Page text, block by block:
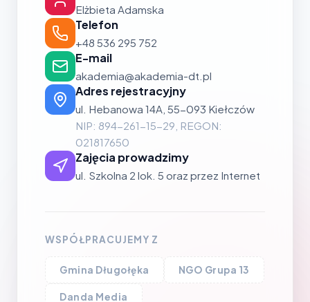
Elżbieta Adamska
Telefon
+48 536 295 752
E-mail
akademia@akademia-dt.pl
Adres rejestracyjny
ul. Hebanowa 14A, 55-093 Kiełczów
NIP: 894-261-15-29, REGON:
021817650
Zajęcia prowadzimy
ul. Szkolna 2 lok. 5 oraz przez Internet
WSPÓŁPRACUJEMY Z
Gmina Długołęka NGO Grupa 13
Danda Media